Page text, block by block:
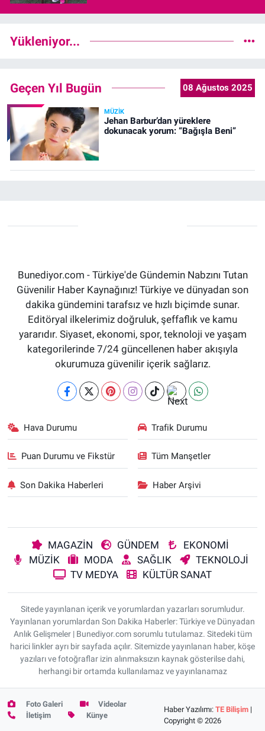
Yükleniyor...
Geçen Yıl Bugün 08 Ağustos 2025
MÜZIK
Jehan Barbur’dan yüreklere
dokunacak yorum: “Bağışla Beni”
Bunediyor.com - Türkiye'de Gündemin Nabzını Tutan
Güvenilir Haber Kaynağınız! Türkiye ve dünyadan son
dakika gündemini tarafsız ve hızlı biçimde sunar.
Editöryal ilkelerimiz doğruluk, şeffaflık ve kamu
yararıdır. Siyaset, ekonomi, spor, teknoloji ve yaşam
kategorilerinde 7/24 güncellenen haber akışıyla
okurumuza güvenilir içerik sağlarız.
Hava Durumu Trafik Durumu
Puan Durumu ve Fikstür Tüm Manşetler
Son Dakika Haberleri Haber Arşivi
MAGAZİN GÜNDEM
EKONOMİ
MÜZİK
MODA SAĞLIK
TEKNOLOJİ
TV MEDYA
KÜLTÜR SANAT
Sitede yayınlanan içerik ve yorumlardan yazarları sorumludur.
Yayınlanan yorumlardan Son Dakika Haberler: Türkiye ve Dünyadan
Anlık Gelişmeler | Bunediyor.com sorumlu tutulamaz. Sitedeki tüm
harici linkler ayrı bir sayfada açılır. Sitemizde yayınlanan haber, köşe
yazıları ve fotoğraflar izin alınmaksızın kaynak gösterilse dahi,
herhangi bir ortamda kullanılamaz ve yayınlanamaz
Foto Galeri
Videolar
İletişim
Künye
Haber Yazılımı:TE Bilişim |
Copyright © 2026